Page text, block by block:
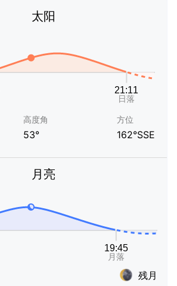
太阳
高度角
53°
方位
162°SSE
月亮
残月